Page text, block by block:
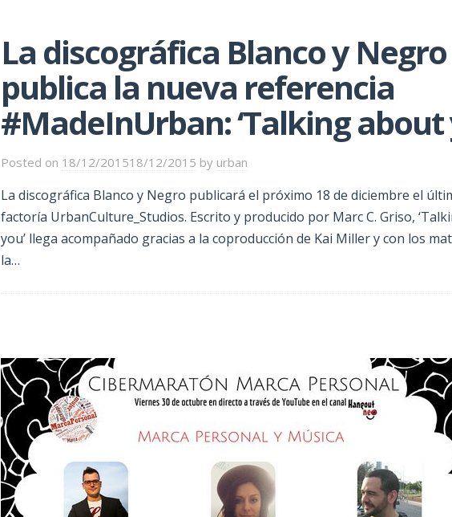
La discográfica Blanco y Negro
publica la nueva referencia
#MadeInUrban: ‘Talking about
Posted on 18/12/201518/12/2015 by urban
La discográfica Blanco y Negro publicará el próximo 18 de diciembre el
factoría UrbanCulture_Studios. Escrito y producido por Marc C. Griso,
you’ llega acompañado gracias a la coproducción de Kai Miller y con los
la…